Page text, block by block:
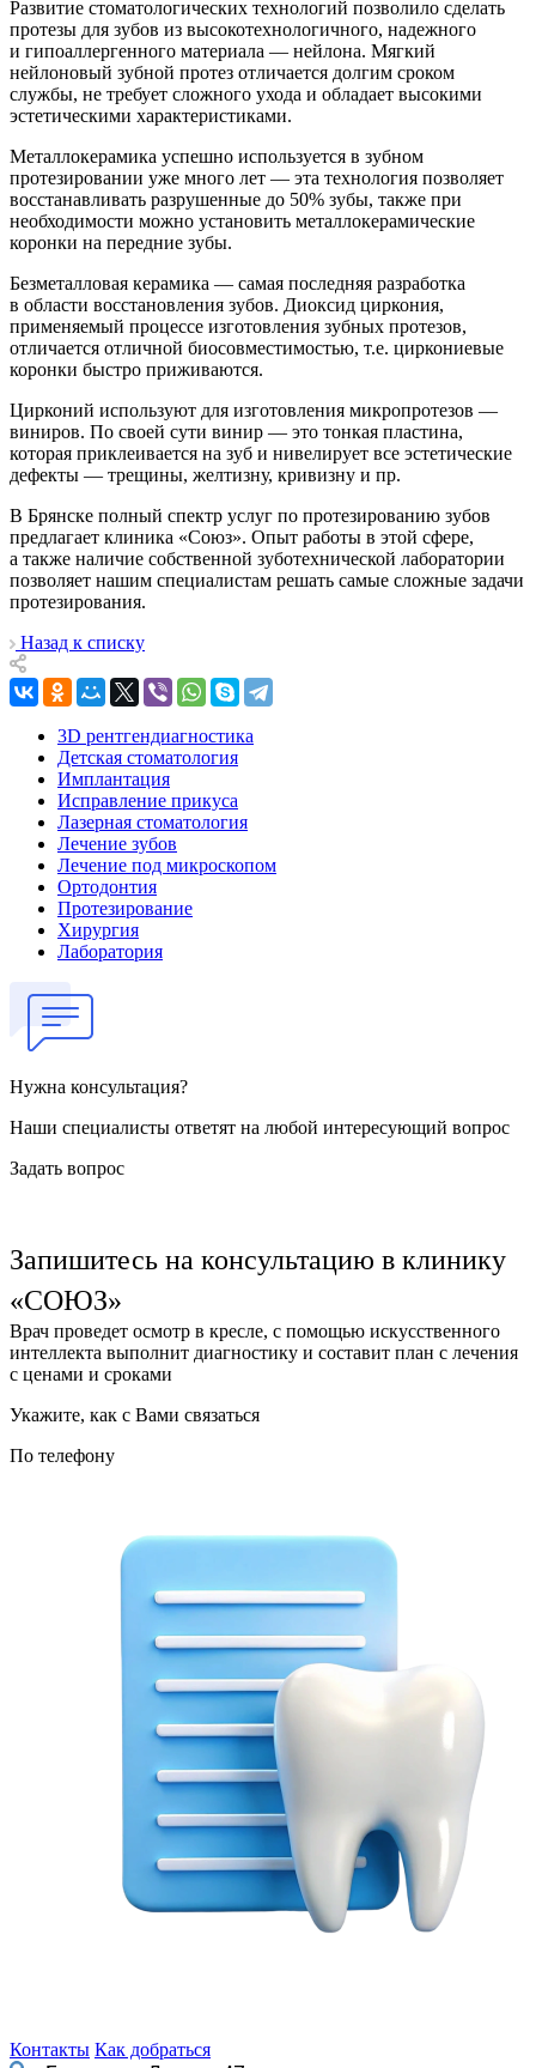
Развитие стоматологических технологий позволило сделать
протезы для зубов из высокотехнологичного, надежного
и гипоаллергенного материала — нейлона. Мягкий
нейлоновый зубной протез отличается долгим сроком
службы, не требует сложного ухода и обладает высокими
эстетическими характеристиками.
Металлокерамика успешно используется в зубном
протезировании уже много лет — эта технология позволяет
восстанавливать разрушенные до 50% зубы, также при
необходимости можно установить металлокерамические
коронки на передние зубы.
Безметалловая керамика — самая последняя разработка
в области восстановления зубов. Диоксид циркония,
применяемый процессе изготовления зубных протезов,
отличается отличной биосовместимостью, т.е. циркониевые
коронки быстро приживаются.
Цирконий используют для изготовления микропротезов —
виниров. По своей сути винир — это тонкая пластина,
которая приклеивается на зуб и нивелирует все эстетические
дефекты — трещины, желтизну, кривизну и пр.
В Брянске полный спектр услуг по протезированию зубов
предлагает клиника «Союз». Опыт работы в этой сфере,
а также наличие собственной зуботехнической лаборатории
позволяет нашим специалистам решать самые сложные задачи
протезирования.
Назад к списку
3D рентгендиагностика
Детская стоматология
Имплантация
Исправление прикуса
Лазерная стоматология
Лечение зубов
Лечение под микроскопом
Ортодонтия
Протезирование
Хирургия
Лаборатория
Нужна консультация?
Наши специалисты ответят на любой интересующий вопрос
Задать вопрос
Запишитесь на консультацию в клинику
«СОЮЗ»
Врач проведет осмотр в кресле, с помощью искусственного
интеллекта выполнит диагностику и составит план с лечения
с ценами и сроками
Укажите, как с Вами связаться
По телефону
Контакты Как добраться